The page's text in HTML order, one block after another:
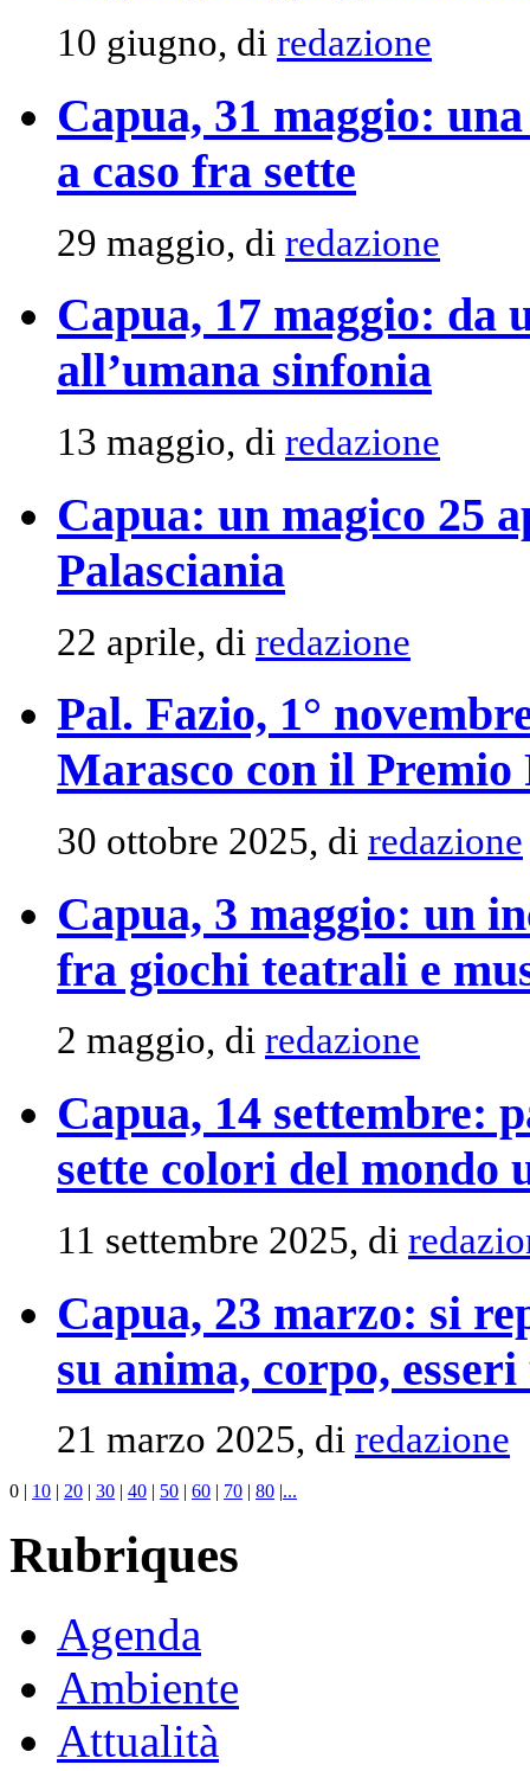
10 giugno, di redazione
Capua, 31 maggio:
a caso fra sette
29 maggio, di redazione
Capua, 17 maggio: da
all’umana sinfonia
13 maggio, di redazione
Capua: un magico 25
Palasciania
22 aprile, di redazione
Pal. Fazio, 1°
Marasco con il Premio
30 ottobre 2025, di redazione
Capua, 3 maggio: un
fra giochi teatrali e
2 maggio, di redazione
Capua, 14 settembre:
sette colori del mondo
11 settembre 2025, di
Capua, 23 marzo: si
su anima, corpo,
21 marzo 2025, di redazione
0 | 10 | 20 | 30 | 40 | 50 | 60 | 70 | 80 |...
Rubriques
Agenda
Ambiente
Attualità